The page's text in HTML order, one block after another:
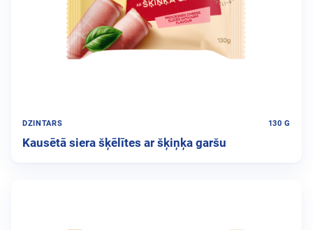
DZINTARS 130 G
Kausētā siera šķēlītes ar šķiņķa garšu